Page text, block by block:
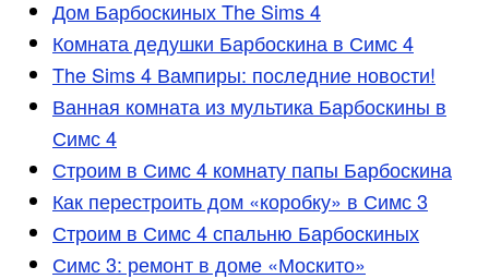
Дом Барбоскиных The Sims 4
Комната дедушки Барбоскина в Симс 4
The Sims 4 Вампиры: последние новости!
Ванная комната из мультика Барбоскины в
Симс 4
Строим в Симс 4 комнату папы Барбоскина
Как перестроить дом «коробку» в Симс 3
Строим в Симс 4 спальню Барбоскиных
Симс 3: ремонт в доме «Москито»